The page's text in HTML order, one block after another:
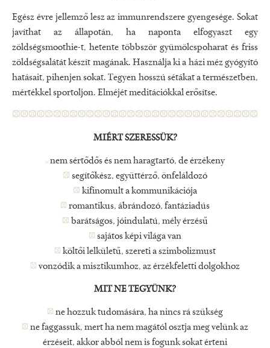
Egész évre jellemző lesz az immunrendszere gyengesége. Sokat
javíthat az állapotán, ha naponta elfogyaszt egy
zöldségsmoothie-t, hetente többször gyümölcspoharat és friss
zöldségsalátát készít magának. Használja ki a házi méz gyógyító
hatásait, pihenjen sokat. Tegyen hosszú sétákat a természetben,
mértékkel sportoljon. Elméjét meditációkkal erősítse.
MIÉRT SZERESSÜK?
nem sértődős és nem haragtartó, de érzékeny
segítőkész, együttérző, önfeláldozó
kifinomult a kommunikációja
romantikus, ábrándozó, fantáziadús
barátságos, jóindulatú, mély érzésű
sajátos képi világa van
költői lelkületű, szereti a szimbolizmust
vonzódik a misztikumhoz, az érzékfeletti dolgokhoz
MIT NE TEGYÜNK?
ne hozzuk tudomására, ha nincs rá szükség
ne faggassuk, mert ha nem magától osztja meg velünk az
érzéseit, akkor abból nem is fogunk sokat érteni